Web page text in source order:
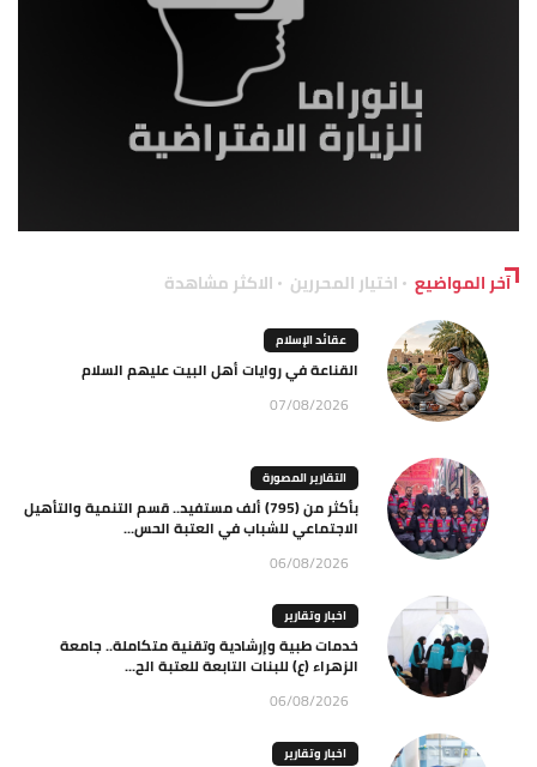
آخر المواضيع اختيار المحررين الاكثر مشاهدة
عقائد الإسلام
القناعة في روايات أهل البيت عليهم السلام
07/08/2026
التقارير المصورة
بأكثر من (795) ألف مستفيد.. قسم التنمية والتأهيل
الاجتماعي للشباب في العتبة الحس...
06/08/2026
اخبار وتقارير
خدمات طبية وإرشادية وتقنية متكاملة.. جامعة
الزهراء (ع) للبنات التابعة للعتبة الح...
06/08/2026
اخبار وتقارير